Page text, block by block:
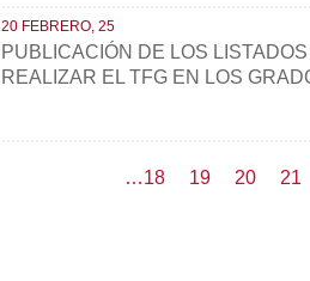
20 FEBRERO, 25
PUBLICACIÓN DE LOS
REALIZAR EL TFG EN LOS
Page
…18 Page
19 Page
20 21